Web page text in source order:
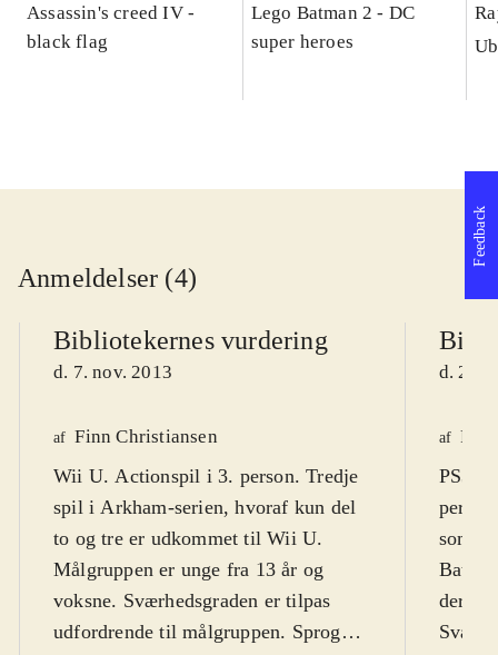
Assassin's creed IV -
black flag
Lego Batman 2 - DC
super heroes
Anmeldelser (4)
Bibliotekernes vurdering
d. 7. nov. 2013
af Finn Christiansen
Wii U. Actionspil i 3. person. Tredje
spil i Arkham-serien, hvoraf kun del
to og tre er udkommet til Wii U.
Målgruppen er unge fra 13 år og
voksne. Sværhedsgraden er tilpas
udfordrende til målgruppen. Sproget
d. 25.
af
PS3,
som
derfor
Feedback